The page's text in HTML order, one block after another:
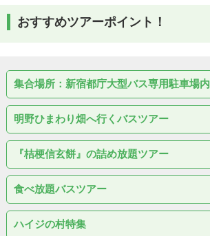
おすすめツアーポイント！
集合場所：新宿都庁大型バス専用駐車場内
明野ひまわり畑へ行くバスツアー
『桔梗信玄餅』の詰め放題ツアー
食べ放題バスツアー
ハイジの村特集